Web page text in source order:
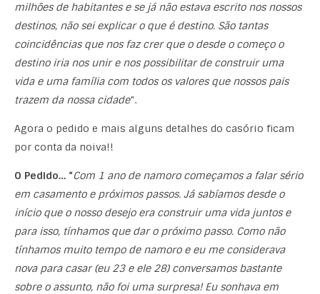
milhões de habitantes e se já não estava escrito nos nossos
destinos, não sei explicar o que é destino. São tantas
coincidências que nos faz crer que o desde o começo o
destino iria nos unir e nos possibilitar de construir uma
vida e uma família com todos os valores que nossos pais
trazem da nossa cidade”.
Agora o pedido e mais alguns detalhes do casório ficam
por conta da noiva!!
O Pedido… “Com 1 ano de namoro começamos a falar sério
em casamento e próximos passos. Já sabíamos desde o
início que o nosso desejo era construir uma vida juntos e
para isso, tínhamos que dar o próximo passo. Como não
tínhamos muito tempo de namoro e eu me considerava
nova para casar (eu 23 e ele 28) conversamos bastante
sobre o assunto, não foi uma surpresa! Eu sonhava em